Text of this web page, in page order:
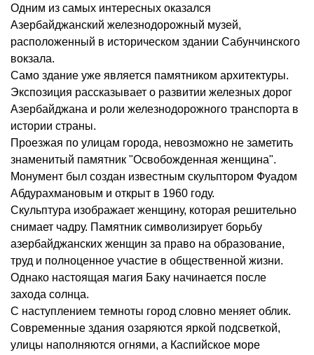
Одним из самых интересных оказался
Азербайджанский железнодорожный музей,
расположенный в историческом здании Сабунчинского
вокзала.
Само здание уже является памятником архитектуры.
Экспозиция рассказывает о развитии железных дорог
Азербайджана и роли железнодорожного транспорта в
истории страны.
Проезжая по улицам города, невозможно не заметить
знаменитый памятник "Освобожденная женщина".
Монумент был создан известным скульптором Фуадом
Абдурахмановым и открыт в 1960 году.
Скульптура изображает женщину, которая решительно
снимает чадру. Памятник символизирует борьбу
азербайджанских женщин за право на образование,
труд и полноценное участие в общественной жизни.
Однако настоящая магия Баку начинается после
захода солнца.
С наступлением темноты город словно меняет облик.
Современные здания озаряются яркой подсветкой,
улицы наполняются огнями, а Каспийское море